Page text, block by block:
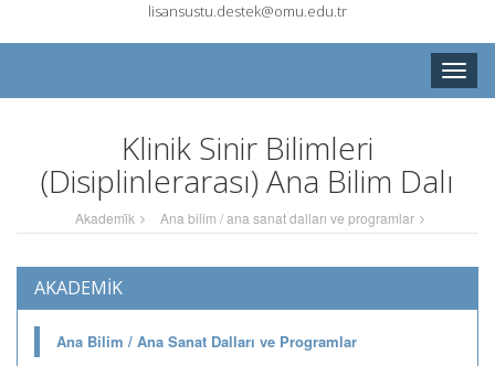
lisansustu.destek@omu.edu.tr
Toggle
Klinik Sinir Bilimleri
(Disiplinlerarası) Ana Bilim Dalı
Akademi̇k Ana bilim / ana sanat dalları ve programlar
AKADEMİK
Ana Bilim / Ana Sanat Dalları ve Programlar